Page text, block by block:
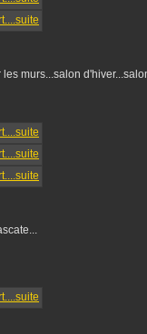
murs...salon